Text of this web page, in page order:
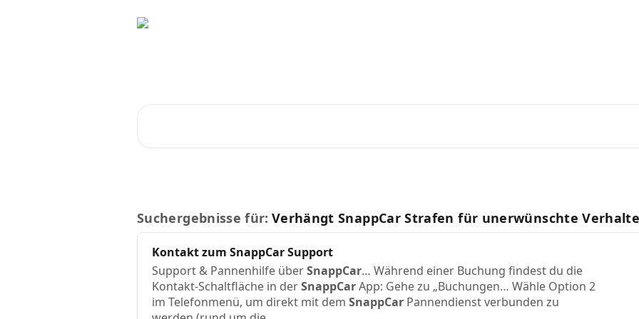
Suchergebnisse für: Verhängt SnappCar Strafen für unerwünschte
Kontakt zum SnappCarSupport
Support & Pannenhilfe überSnappCar… Während einer Buchung findest du die
Kontakt-Schaltfläche in derSnappCarApp: Gehe zu „Buchungen… Wähle Option 2
im Telefonmenü, um direkt mit dem SnappCar Pannendienst verbunden zu